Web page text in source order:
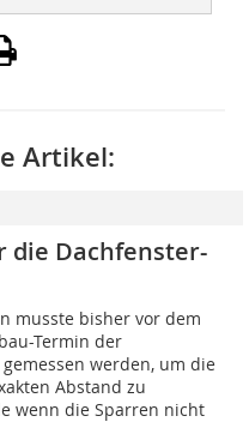
Artikel:
Dachfenster-
musste bisher vor dem
Termin der
werden, um die
Abstand zu
wenn die Sparren nicht